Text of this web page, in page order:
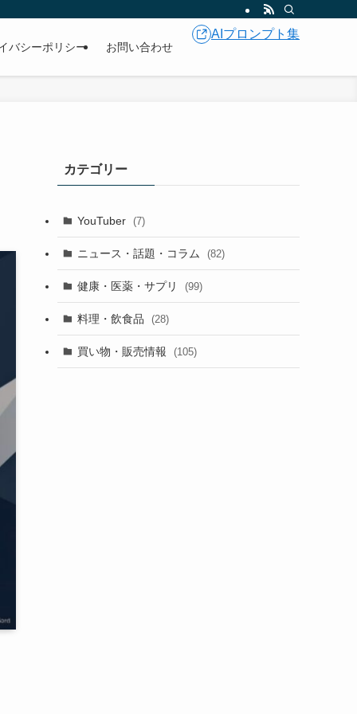
バシーポリシー お問い合わせ
AIプロンプト集
カテゴリー
YouTuber (7)
ニュース・話題・コラム (82)
健康・医薬・サプリ (99)
料理・飲食品 (28)
買い物・販売情報 (105)